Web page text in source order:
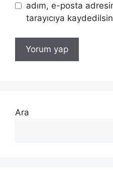
adım, e-posta
tarayıcıya
Ara